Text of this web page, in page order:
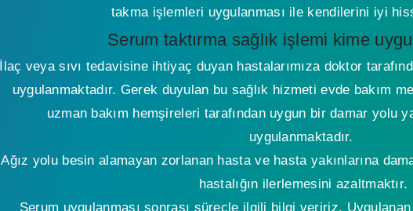
takma işlemleri uygulanması ile kendilerini iyi
Serum taktırma sağlık işlemi kime
İlaç veya sıvı tedavisine ihtiyaç duyan hastalarımıza doktor
uygulanmaktadır. Gerek duyulan bu sağlık hizmeti evde bakım
uzman bakım hemşireleri tarafından uygun bir damar yolu
uygulanmaktadır.
Ağız yolu besin alamayan zorlanan hasta ve hasta yakınlarına
hastalığın ilerlemesini azaltmaktır.
Serum uygulanması sonrası süreçle ilgili bilgi veririz.